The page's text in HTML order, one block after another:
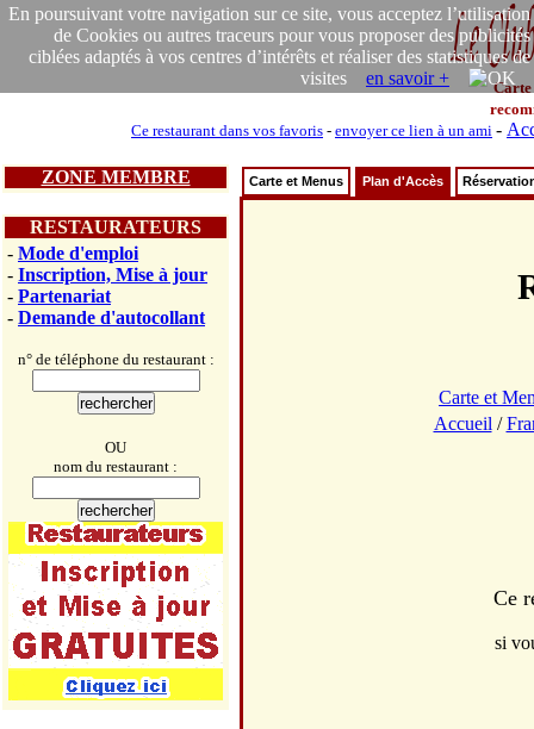
En poursuivant votre navigation sur ce site, vous acceptez l’utilisation
de Cookies ou autres traceurs pour vous proposer des publicités
ciblées adaptés à vos centres d’intérêts et réaliser des statistiques de
visites en savoir +
Carte
Ce restaurant dans vos favoris - envoyer ce lien à un ami -
ZONE MEMBRE
RESTAURATEURS
- Mode d'emploi
- Inscription, Mise à jour
- Partenariat
- Demande d'autocollant
n° de téléphone du restaurant :
OU
nom du restaurant :
Carte et Menus Plan d'Accès
Carte et
Accueil /
Ce
si